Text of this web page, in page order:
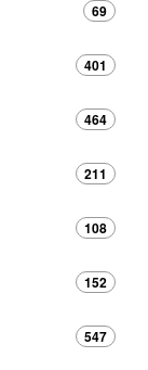
69
401
464
211
108
152
547